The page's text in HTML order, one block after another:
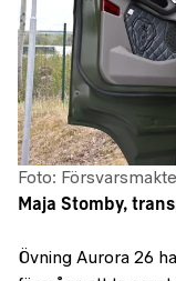
Foto:
Maja Stomby,
Övning Aurora 26